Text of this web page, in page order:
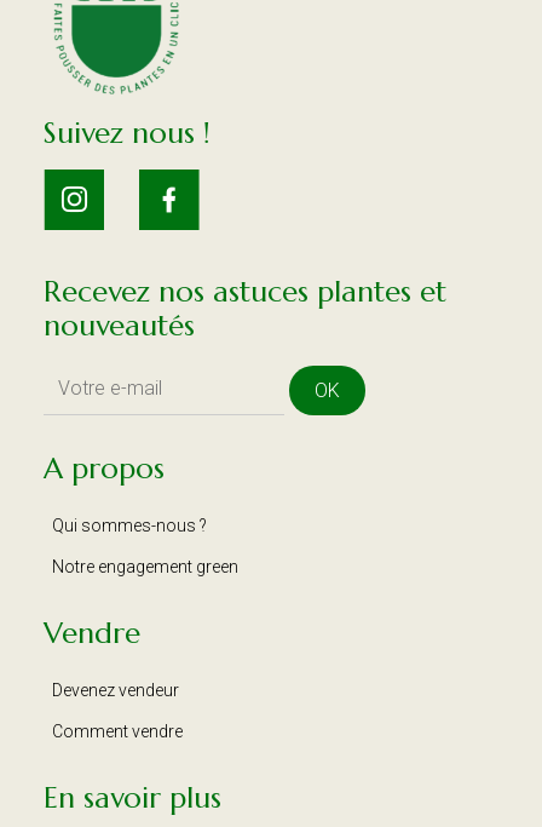
Suivez nous !
Recevez nos astuces plantes et
nouveautés
OK
A propos
Qui sommes-nous ?
Notre engagement green
Vendre
Devenez vendeur
Comment vendre
En savoir plus